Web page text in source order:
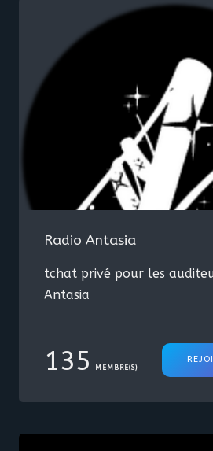
Radio Antasia
tchat privé pour les
Antasia
135 MEMBRE(S)